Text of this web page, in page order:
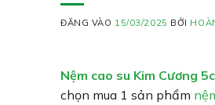
ĐĂNG VÀO 15/03/2025 BỞI
Nệm cao su Kim Cương
chọn mua 1 sản phẩm